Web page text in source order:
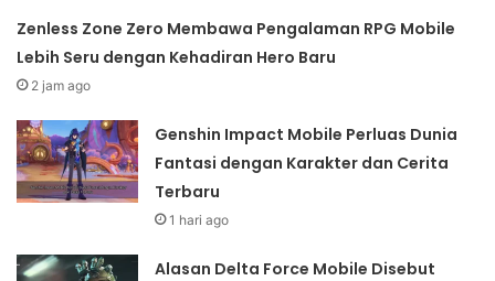
Zenless Zone Zero Membawa Pengalaman RPG Mobile
Lebih Seru dengan Kehadiran Hero Baru
2 jam ago
Genshin Impact Mobile Perluas Dunia
Fantasi dengan Karakter dan Cerita
Terbaru
1 hari ago
Alasan Delta Force Mobile Disebut